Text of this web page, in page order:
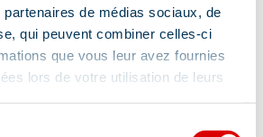
de médias sociaux, de
qui peuvent combiner celles-ci
que vous leur avez fournies
lors de votre utilisation de leurs